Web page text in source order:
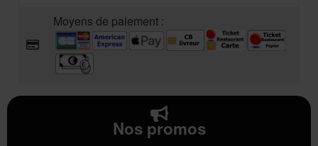
Moyens de paiement :
Nos promos